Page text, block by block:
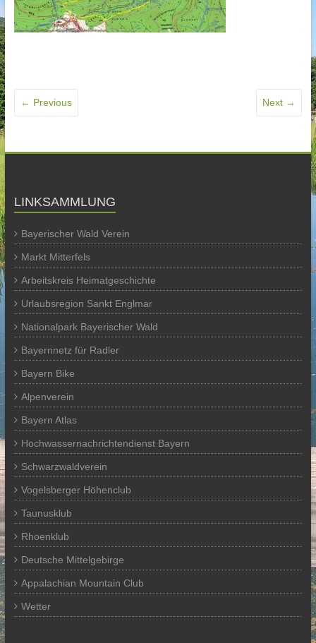
← Previous Next →
LINKSAMMLUNG
Bayerischer Wald Verein
Markt Mitterfels
Arbeitskreis Heimatgeschichte
Urlaubsregion Sankt Englmar
Nationalpark Bayerischer Wald
Bayernnetz für Radler
Bayern Bike
Alpenverein
Bayern Atlas
Hochwassernachrichtendienst Bayern
Schwarzwaldverein
Vogelsberger Höhenclub
Taunusklub
Rhoenklub
Deutsche Mittelgebirge
Appalachian Mountain Club
Wetter